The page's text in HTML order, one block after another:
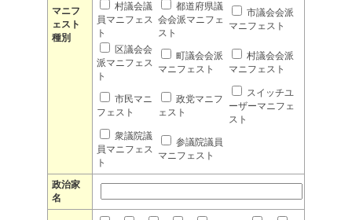
マニフ
ェスト
種別
村議会議
員マニフェス
ト
都道府県議
会会派マニフェ
スト
市議会会派
マニフェスト
区議会会
派マニフェス
ト
町議会会派
マニフェスト
村議会会派
マニフェスト
市民マニ
フェスト
政党マニフ
ェスト
スイッチユ
ーザーマニフェ
スト
衆議院議
員マニフェス
ト
参議院議員
マニフェスト
政治家
名